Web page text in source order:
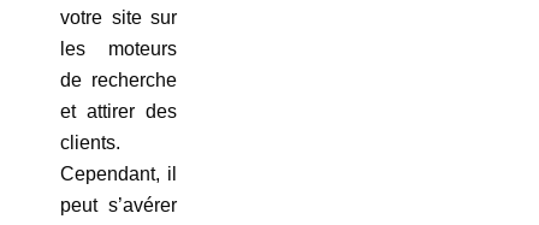
votre site sur
les moteurs
de recherche
et attirer des
clients.
Cependant, il
peut s’avérer